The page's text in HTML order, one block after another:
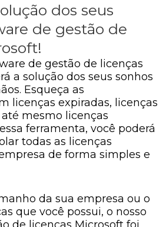
dos seus
de gestão de
de gestão de licenças
a solução dos seus sonhos
Esqueça as
licenças expiradas, licenças
mesmo licenças
ferramenta, você poderá
todas as licenças
de forma simples e
da sua empresa ou o
que você possui, o nosso